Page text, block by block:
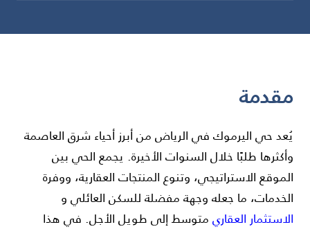
مقدمة
يُعد حي اليرموك في الرياض من أبرز أحياء شرق العاصمة
وأكثرها طلبًا خلال السنوات الأخيرة. يجمع الحي بين
الموقع الاستراتيجي، وتنوع المنتجات العقارية، ووفرة
الخدمات، ما جعله وجهة مفضلة للسكن العائلي و
الاستثمار العقاري متوسط إلى طويل الأجل. في هذا